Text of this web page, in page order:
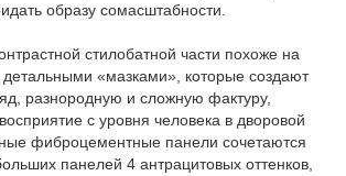
образу сомасштабности.
стилобатной части похоже на
«мазками», которые создают
разнородную и сложную фактуру,
с уровня человека в дворовой
фиброцементные панели сочетаются
панелей 4 антрацитовых оттенков,